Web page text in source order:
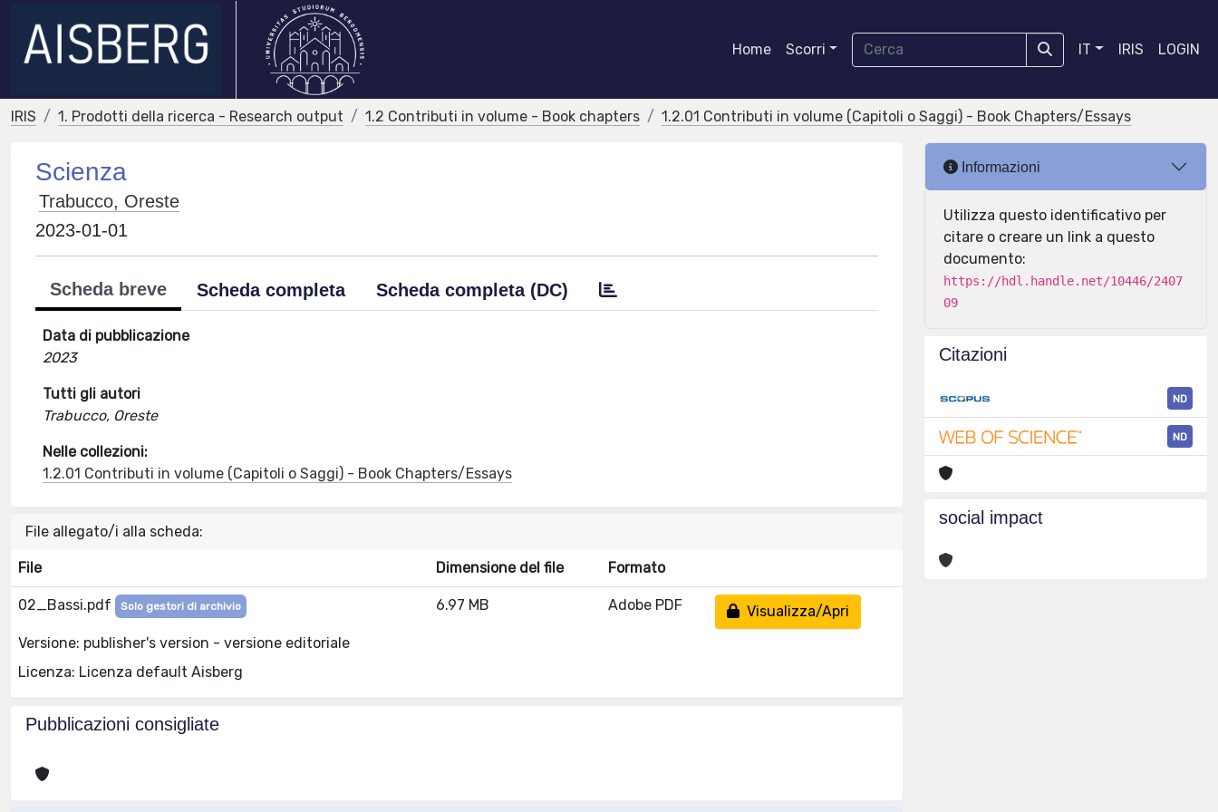
Home Scorri IT IRIS LOGIN
IRIS 1. Prodotti della ricerca - Research output 1.2 Contributi in volume - Book chapters 1.2.01 Contributi in volume (Capitoli o Saggi) - Book Chapters/Essays
Scienza
Trabucco, Oreste
2023-01-01
Scheda breve Scheda completa Scheda completa (DC)
Data di pubblicazione
2023
Tutti gli autori
Trabucco, Oreste
Nelle collezioni:
1.2.01 Contributi in volume (Capitoli o Saggi) - Book Chapters/Essays
File allegato/i alla scheda:
File Dimensione del file Formato
02_Bassi.pdf Solo gestori di archivio
Versione: publisher's version - versione editoriale
Licenza: Licenza default Aisberg
6.97 MB Adobe PDF Visualizza/Apri
Pubblicazioni consigliate
Informazioni
Utilizza questo identificativo per
citare o creare un link a questo
documento:
https://hdl.handle.net/10446/2407
09
Citazioni
ND
ND
social impact